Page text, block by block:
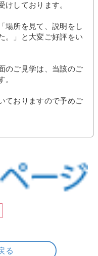
けしております。
場所を見て、説明をし
。」と大変ご好評をい
のご見学は、当該のご
。
ておりますので予めご
る